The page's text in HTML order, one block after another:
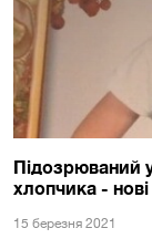
Підозрюваний
хлопчика - нові
15 березня 2021